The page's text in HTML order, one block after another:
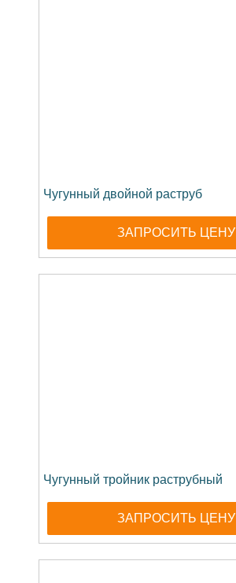
Чугунный двойной раструб
ЗАПРОСИТЬ ЦЕНУ
Чугунный тройник раструбный
ЗАПРОСИТЬ ЦЕНУ